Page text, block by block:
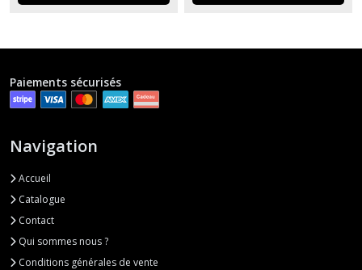
Paiements sécurisés
Navigation
Accueil
Catalogue
Contact
Qui sommes nous ?
Conditions générales de vente